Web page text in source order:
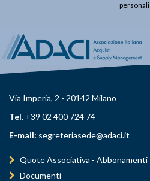
personali
Via Imperia, 2 - 20142 Milano
Tel. +39 02 400 724 74
E-mail: segreteriasede@adaci.it
Quote Associativa - Abbonamenti
Documenti